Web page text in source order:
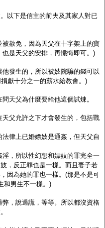
以下是信主的前夫及其家人對已
赦免，因為天父在十字架上的寶
是天父的安排，再懺悔即可。 )
發生的，所以被妓院騙的錢可以
獻十分之一的薪水給教會。 )
天父為什麼要給他這個試煉。
父允許之下才會發生的，包括戰
律上已婚嫖妓是通姦，但天父自
，所以性幻想和嫖妓的罪完全一
，反正罪也是一樣。而且妻子若
因為她的罪也一樣。 (那是不是可
男生不一樣。 )
，說過謊，等等。所以都沒資格